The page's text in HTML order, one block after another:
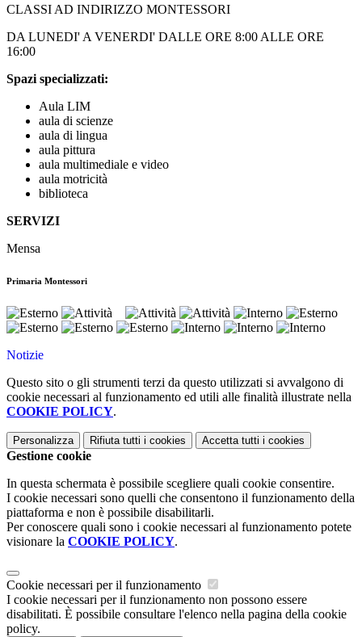
CLASSI AD INDIRIZZO MONTESSORI
DA LUNEDI' A VENERDI' DALLE ORE 8:00 ALLE ORE
16:00
Spazi specializzati:
Aula LIM
aula di scienze
aula di lingua
aula pittura
aula multimediale e video
aula motricità
biblioteca
SERVIZI
Mensa
Primaria Montessori
Notizie
Questo sito o gli strumenti terzi da questo utilizzati si avvalgono di
cookie necessari al funzionamento ed utili alle finalità illustrate nella
COOKIE POLICY.
Personalizza Rifiuta tutti i cookies Accetta tutti i cookies
Gestione cookie
In questa schermata è possibile scegliere quali cookie consentire.
I cookie necessari sono quelli che consentono il funzionamento della
piattaforma e non è possibile disabilitarli.
Per conoscere quali sono i cookie necessari al funzionamento potete
visionare la COOKIE POLICY.
Cookie necessari per il funzionamento
I cookie necessari per il funzionamento non possono essere
disabilitati. È possibile consultare l'elenco nella pagina della cookie
policy.